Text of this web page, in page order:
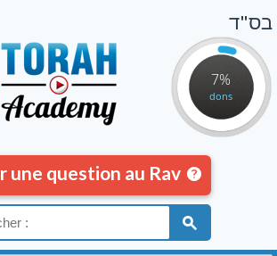
7%
dons
בס"ד
une question au Rav